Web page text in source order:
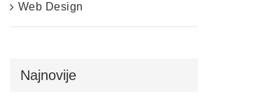
Web Design
Najnovije